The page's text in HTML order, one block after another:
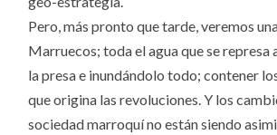
Pero, más pronto que tarde, veremos
Marruecos; toda el agua que se represa
la presa e inundándolo todo; contener
que origina las revoluciones. Y los
sociedad marroquí no están siendo